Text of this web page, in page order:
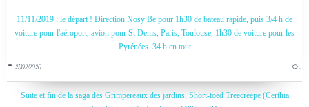
11/11/2019 : le départ ! Direction Nosy Be pour 1h30 de bateau rapide, puis 3/4 h de
voiture pour l'aéroport, avion pour St Denis, Paris, Toulouse, 1h30 de voiture pour les
Pyrénées. 34 h en tout
27/02/2020 …
Suite et fin de la saga des Grimpereaux des jardins, Short-toed Treecreepe (Certhia